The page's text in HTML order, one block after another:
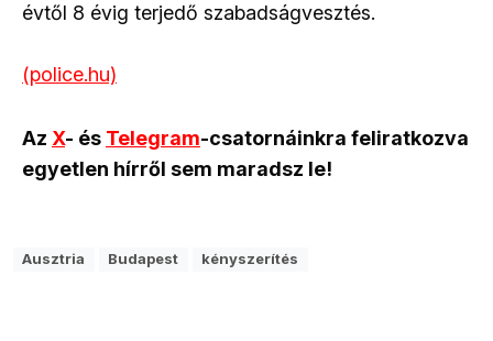
évtől 8 évig terjedő szabadságvesztés.
(police.hu)
Az X- és Telegram-csatornáinkra feliratkozva
egyetlen hírről sem maradsz le!
Ausztria Budapest kényszerítés